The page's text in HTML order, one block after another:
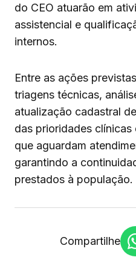
do CEO atuarão em
assistencial e
internos.
Entre as ações
triagens técnicas,
atualização cadastral
das prioridades
que aguardam
garantindo a
prestados à população.
Compartilhe